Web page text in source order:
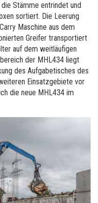
Stämme entrindet und
sortiert. Die Leerung
Maschine aus dem
Greifer transportiert
auf dem weitläufigen
der MHL434 liegt
des Aufgabetisches des
Einsatzgebiete vor
die neue MHL434 im